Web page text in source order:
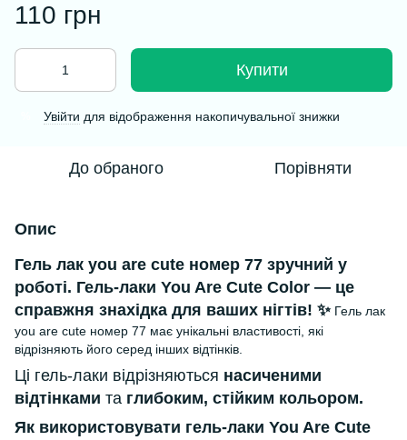
110 грн
Купити
Увійти для відображення накопичувальної знижки
До обраного Порівняти
Опис
Гель лак you are cute номер 77 зручний у
роботі. Гель-лаки You Are Cute Color — це
справжня знахідка для ваших нігтів! ✨Гель лак
you are cute номер 77 має унікальні властивості, які
відрізняють його серед інших відтінків.
Ці гель-лаки відрізняються насиченими
відтінками та глибоким, стійким кольором.
Як використовувати гель-лаки You Are Cute